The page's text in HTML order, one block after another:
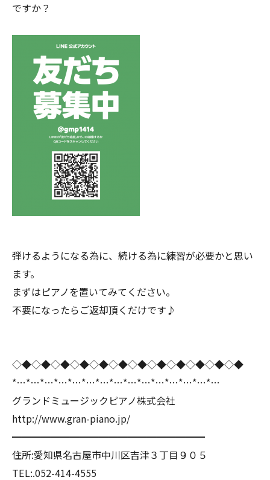
ですか？
弾けるようになる為に、続ける為に練習が必要かと思い
ます。
まずはピアノを置いてみてください。
不要になったらご返却頂くだけです♪
◇◆◇◆◇◆◇◆◇◆◇◆◇◆◇◆◇◆◇◆◇◆◇◆
*…*…*…*…*…*…*…*…*…*…*…*…*…*…*…
グランドミュージックピアノ株式会社
http://www.gran-piano.jp/
━━━━━━━━━━━━━━━━━━━━
住所:愛知県名古屋市中川区吉津３丁目９０５
TEL:.052-414-4555